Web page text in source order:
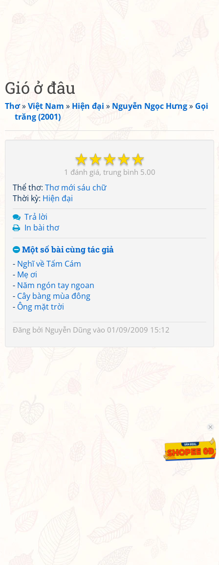
Gió ở đâu
Thơ»Việt Nam » Hiện đại » Nguyễn Ngọc Hưng» Gọi
trăng (2001)
☆
☆
☆
☆
☆
1 5.00
Thể thơ: Thơ mới sáu chữ
Thời kỳ: Hiện đại
Trả lời
In bài thơ
Một số bài cùng tác giả
- Nghĩ về Tấm Cám
- Mẹ ơi
- Năm ngón tay ngoan
- Cây bàng mùa đông
- Ông mặt trời
Đăng bởi Nguyễn Dũng vào 01/09/2009 15:12